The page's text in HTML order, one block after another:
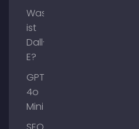
Was
ist
Dall-
E?
GPT-
4o
Mini